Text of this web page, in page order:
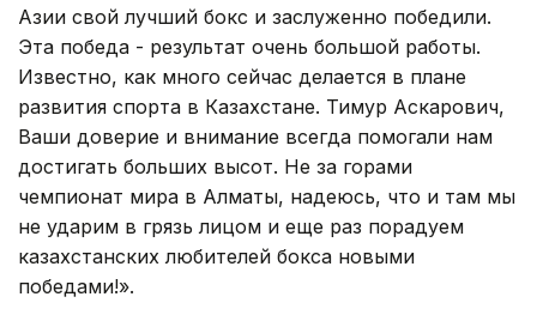
Азии свой лучший бокс и заслуженно победили.
Эта победа - результат очень большой работы.
Известно, как много сейчас делается в плане
развития спорта в Казахстане. Тимур Аскарович,
Ваши доверие и внимание всегда помогали нам
достигать больших высот. Не за горами
чемпионат мира в Алматы, надеюсь, что и там мы
не ударим в грязь лицом и еще раз порадуем
казахстанских любителей бокса новыми
победами!».